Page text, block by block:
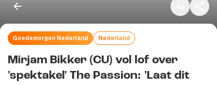
Goedemorgen Nederland Nederland
Mirjam Bikker (CU) vol lof over
'spektakel' The Passion: 'Laat dit